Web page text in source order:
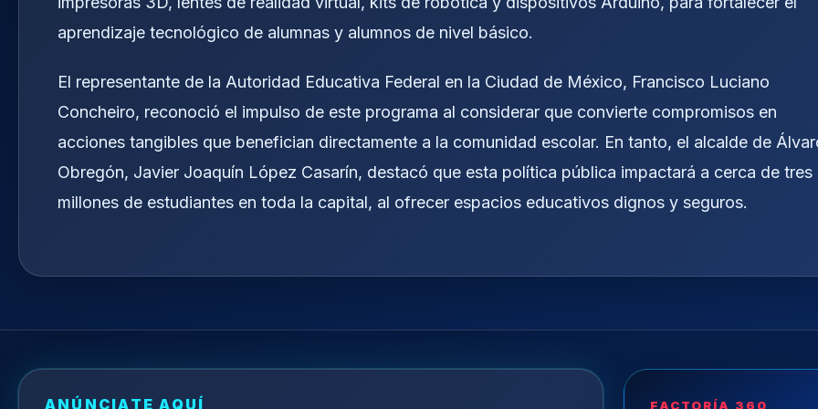
aprendizaje tecnológico de alumnas y alumnos de nivel básico.
El representante de la Autoridad Educativa Federal en la Ciudad de México, Francisco Luciano
Concheiro, reconoció el impulso de este programa al considerar que convierte compromisos en
acciones tangibles que benefician directamente a la comunidad escolar. En tanto, el alcalde de
Obregón, Javier Joaquín López Casarín, destacó que esta política pública impactará a cerca de tres
millones de estudiantes en toda la capital, al ofrecer espacios educativos dignos y seguros.
ANÚNCIATE AQUÍ FACTORÍA 360